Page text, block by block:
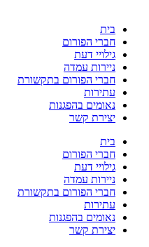
בית
חברי הפורום
גילויי דעת
ניירות עמדה
חברי הפורום בתקשורת
עתירות
נאומים בהפגנות
יצירת קשר
בית
חברי הפורום
גילויי דעת
ניירות עמדה
חברי הפורום בתקשורת
עתירות
נאומים בהפגנות
יצירת קשר